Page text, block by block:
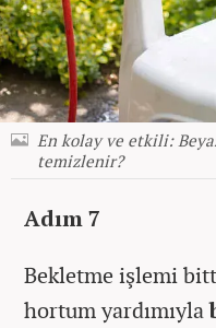
En kolay ve etkili:
temizlenir?
Adım 7
Bekletme işlemi
hortum yardımıyla